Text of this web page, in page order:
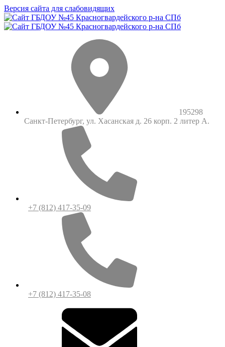
Версия сайта для слабовидящих
195298
Санкт-Петербург, ул. Хасанская д. 26 корп. 2 литер А.
+7 (812) 417-35-09
+7 (812) 417-35-08